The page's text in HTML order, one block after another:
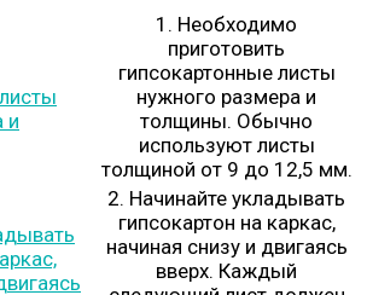
1. Необходимо
приготовить
гипсокартонные листы
нужного размера и
толщины. Обычно
используют листы
толщиной от 9 до 12,5 мм.
2. Начинайте укладывать
гипсокартон на каркас,
начиная снизу и двигаясь
вверх. Каждый